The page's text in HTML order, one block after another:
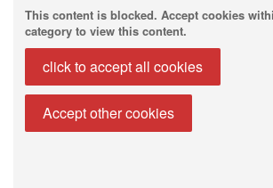
This content is blocked. Accept cookies
category to view this content.
click to accept all cookies
Accept other cookies